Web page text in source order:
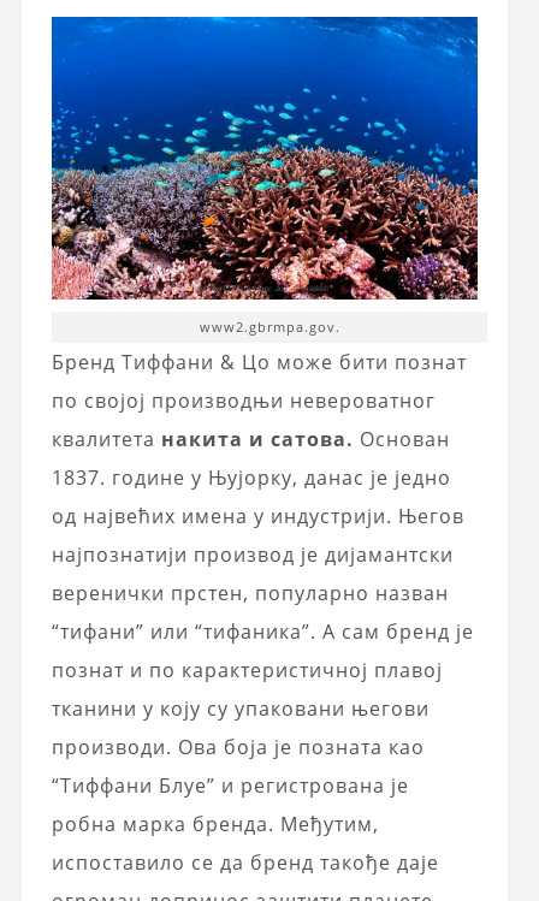
www2.gbrmpa.gov.
Бренд Тиффани & Цо може бити познат
по својој производњи невероватног
квалитета накита и сатова. Основан
1837. године у Њујорку, данас је једно
од највећих имена у индустрији. Његов
најпознатији производ је дијамантски
веренички прстен, популарно назван
“тифани” или “тифаника”. А сам бренд је
познат и по карактеристичној плавој
тканини у коју су упаковани његови
производи. Ова боја је позната као
“Тиффани Блуе” и регистрована је
робна марка бренда. Међутим,
испоставило се да бренд такође даје